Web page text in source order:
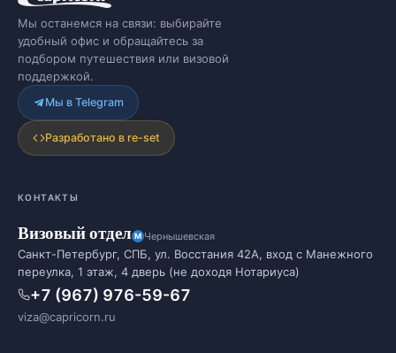
Мы останемся на связи: выбирайте
удобный офис и обращайтесь за
подбором путешествия или визовой
поддержкой.
Мы в Telegram
Разработано в re-set
КОНТАКТЫ
Визовый отдел Чернышевская
Санкт-Петербург, СПБ, ул. Восстания 42А, вход с Манежного
переулка, 1 этаж, 4 дверь (не доходя Нотариуса)
+7 (967) 976-59-67
viza@capricorn.ru